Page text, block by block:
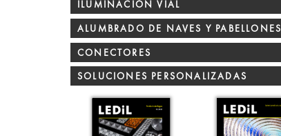
ILUMINACIÓN VIAL
ALUMBRADO DE NAVES Y PABELLONES
CONECTORES
SOLUCIONES PERSONALIZADAS